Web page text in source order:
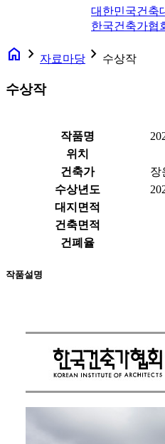
대한민국건축
한국건축가협
home navigate_next 자료마당 navigate_next 수상작
수상작
작품명
위치
건축가
장
수상년도
대지면적
건축면적
건폐율
작품설명